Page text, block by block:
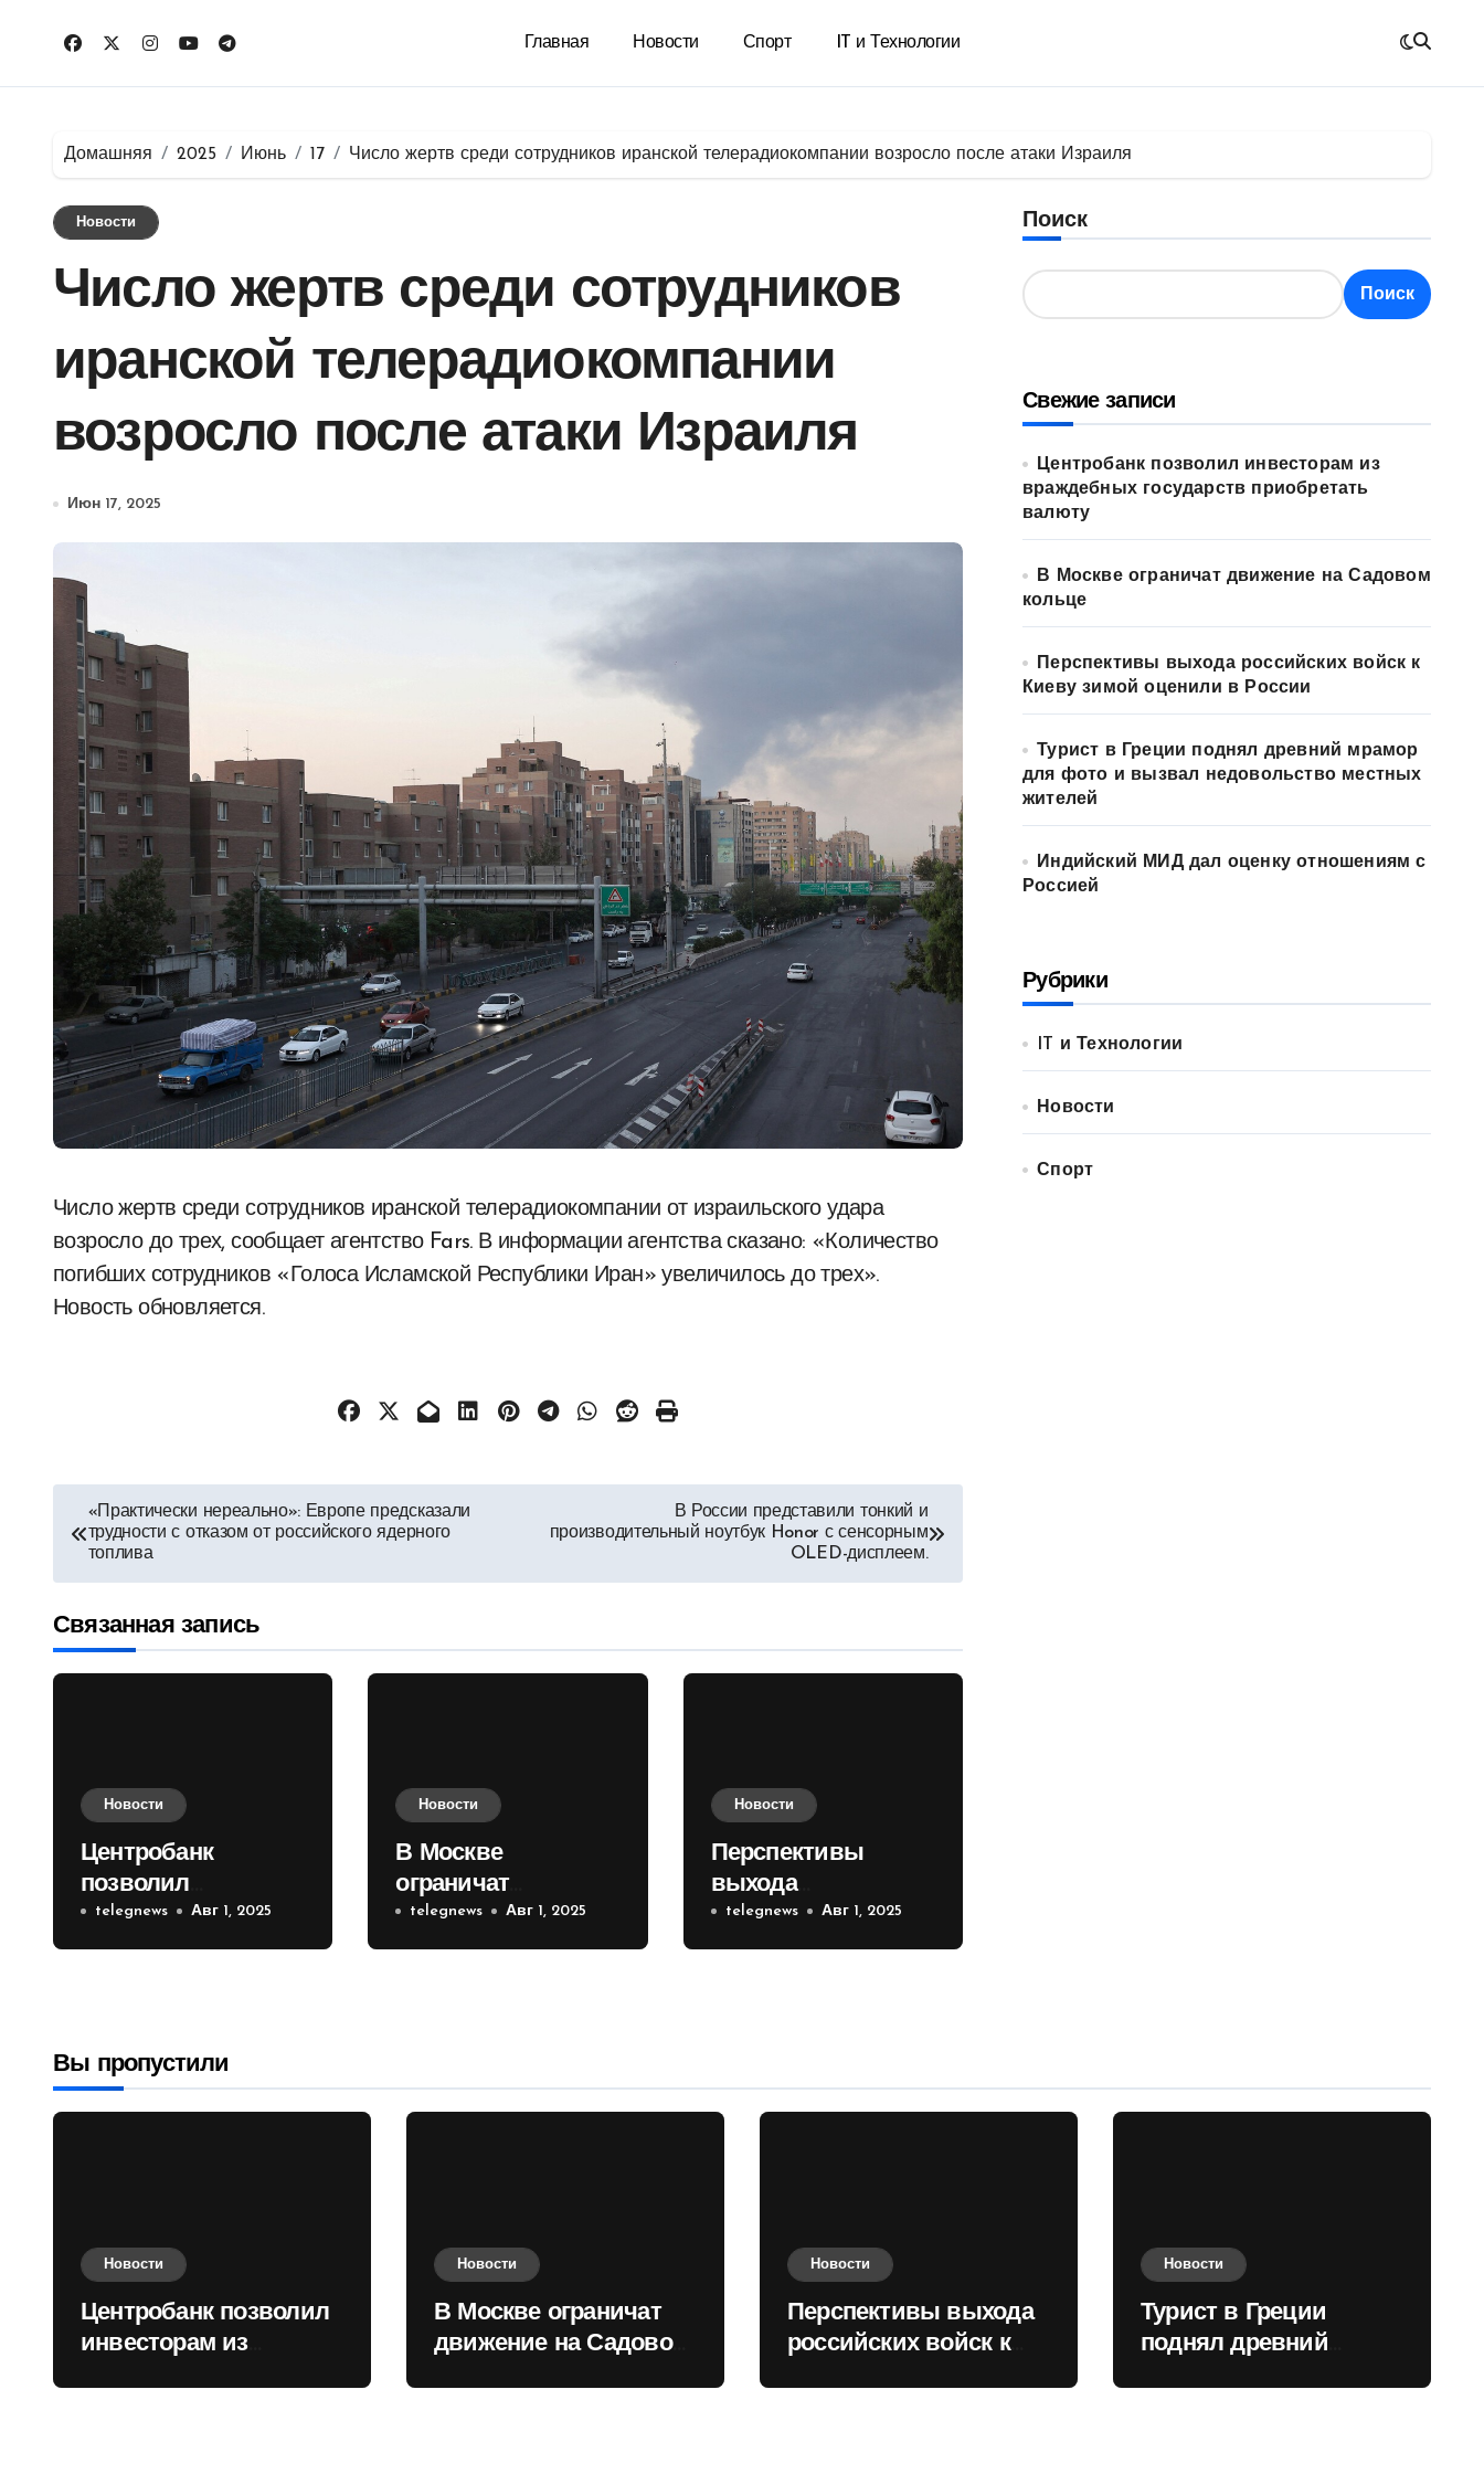
Главная Новости Спорт IT и Технологии
Домашняя 2025 Июнь 17 Число жертв среди сотрудников иранской телерадиокомпании возросло после атаки Израиля
Новости
Число жертв среди сотрудников
иранской телерадиокомпании
возросло после атаки Израиля
Июн 17, 2025
Число жертв среди сотрудников иранской телерадиокомпании от израильского удара
возросло до трех, сообщает агентство Fars. В информации агентства сказано: «Количество
погибших сотрудников «Голоса Исламской Республики Иран» увеличилось до трех».
Новость обновляется.
Навигация
по
«Практически нереально»: Европе предсказали
трудности с отказом от российского ядерного
топлива
В России представили тонкий и
производительный ноутбук Honor с сенсорным
OLED-дисплеем.
Связанная запись
Новости
Центробанк
позволил
инвесторам из
враждебных
telegnews Авг 1, 2025
Новости
В Москве
ограничат
движение на
Садовом кольце
telegnews Авг 1, 2025
Новости
Перспективы
выхода
российских войск к
Киеву зимой
telegnews Авг 1, 2025
Поиск
Поиск
Свежие записи
Центробанк позволил инвесторам из
враждебных государств приобретать
валюту
В Москве ограничат движение на Садовом
кольце
Перспективы выхода российских войск к
Киеву зимой оценили в России
Турист в Греции поднял древний мрамор
для фото и вызвал недовольство местных
жителей
Индийский МИД дал оценку отношениям с
Россией
Рубрики
IT и Технологии
Новости
Спорт
Вы пропустили
Новости
Центробанк позволил
инвесторам из
Новости
В Москве ограничат
движение на Садовом
Новости
Перспективы выхода
российских войск к
Новости
Турист в Греции
поднял древний